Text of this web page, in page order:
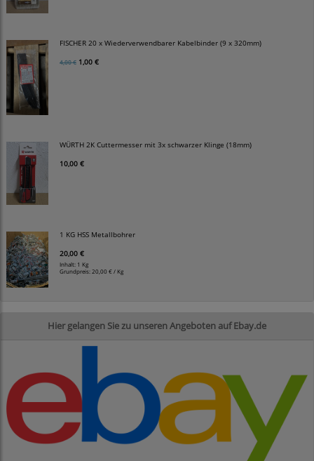
FISCHER 20 x Wiederverwendbarer Kabelbinder (9 x 320mm)
4,00 € 1,00 €
WÜRTH 2K Cuttermesser mit 3x schwarzer Klinge (18mm)
10,00 €
1 KG HSS Metallbohrer
20,00 €
Inhalt: 1 Kg
Grundpreis: 20,00 € / Kg
Hier gelangen Sie zu unseren Angeboten auf Ebay.de